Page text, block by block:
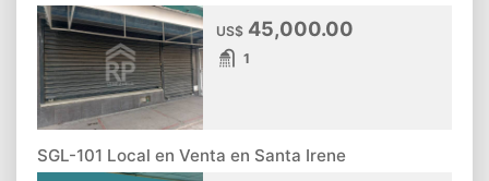
US$ 45,000.00
1
SGL-101 Local en Venta en Santa Irene